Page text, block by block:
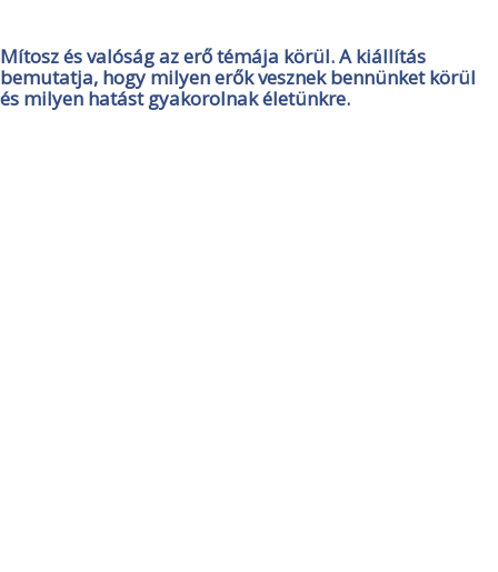
Mítosz és valóság az erő témája körül. A kiállítás
bemutatja, hogy milyen erők vesznek bennünket körül
és milyen hatást gyakorolnak életünkre.